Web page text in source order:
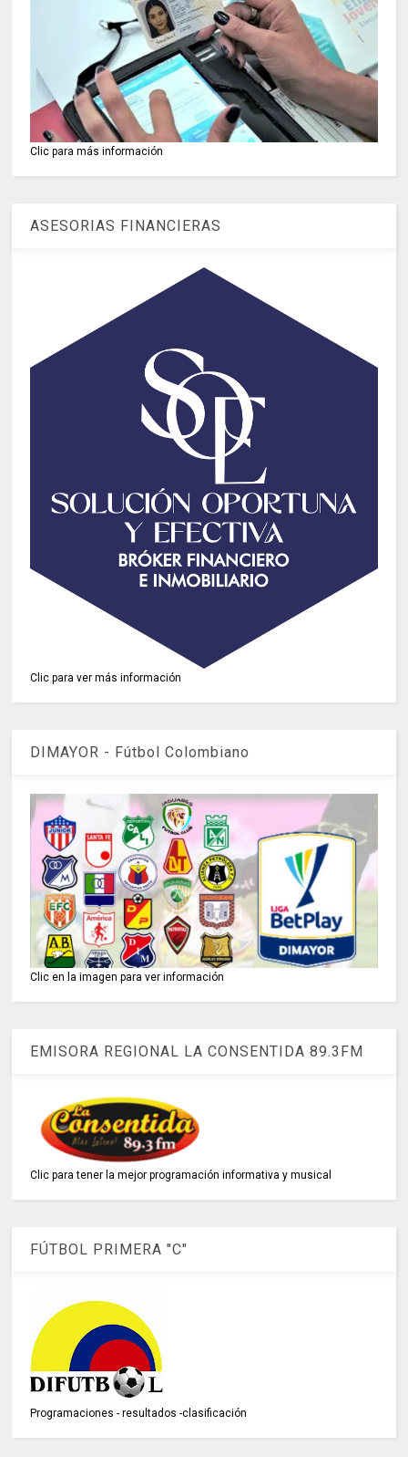
Clic para más información
ASESORIAS FINANCIERAS
Clic para ver más información
DIMAYOR - Fútbol Colombiano
Clic en la imagen para ver información
EMISORA REGIONAL LA CONSENTIDA 89.3FM
Clic para tener la mejor programación informativa y musical
FÚTBOL PRIMERA "C"
Programaciones - resultados -clasificación